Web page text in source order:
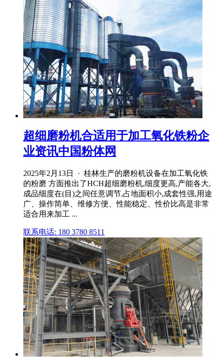
超细磨粉机合适用于加工氧化铁粉企
业资讯中国粉体网
2025年2月13日 · 桂林生产的磨粉机设备在加工氧化铁
的粉磨 方面推出了HCH超细磨粉机,细度更高,产能各大,
成品细度在(目)之间任意调节,占地面积小,成套性强,用途
广、操作简单、维修方便、性能稳定、性价比高是非常
适合用来加工 ...
联系电话: 180 3780 8511